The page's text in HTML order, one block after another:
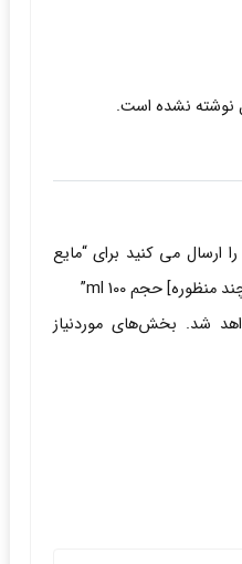
نوشته نشده است.
ارسال می کنید برای “مایع
شد. بخش‌های موردنیاز